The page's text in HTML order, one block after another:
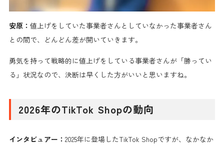
安原： 値上げをしていた事業者さんとしていなかった事業者さん
との間で、どんどん差が開いていきます。
勇気を持って戦略的に値上げをしている事業者さんが「勝ってい
る」状況なので、決断は早くした方がいいと思いますね。
2026年のTikTok Shopの動向
インタビュアー： 2025年に登場したTikTok Shopですが、なかなか